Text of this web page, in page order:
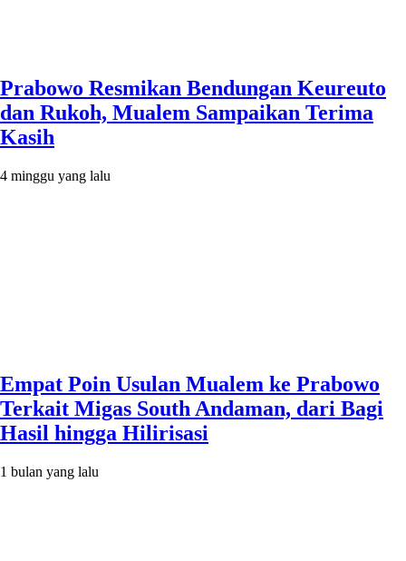
Prabowo Resmikan Bendungan Keureuto
dan Rukoh, Mualem Sampaikan Terima
Kasih
4 minggu yang lalu
Empat Poin Usulan Mualem ke Prabowo
Terkait Migas South Andaman, dari Bagi
Hasil hingga Hilirisasi
1 bulan yang lalu